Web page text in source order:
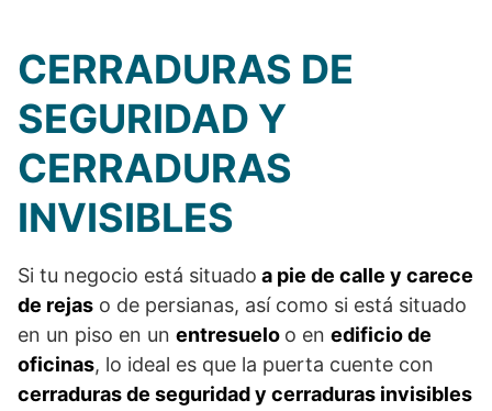
CERRADURAS DE
SEGURIDAD Y
CERRADURAS
INVISIBLES
Si tu negocio está situado a pie de calle y carece
de rejas o de persianas, así como si está situado
en un piso en un entresuelo o en edificio de
oficinas, lo ideal es que la puerta cuente con
cerraduras de seguridad y cerraduras invisibles